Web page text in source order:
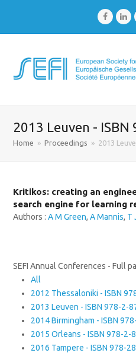
2013 Leuven -
Home » Proceedings » 2013
Kritikos: creating an
search engine for learning
Authors :A M Green,A Mannis, T
SEFI Annual Conferences - Full
All
2012 Thessaloniki - ISBN
2013 Leuven - ISBN 978-2-
2014 Birmingham - ISBN
2015 Orleans - ISBN 978-2-
2016 Tampere - ISBN 978-